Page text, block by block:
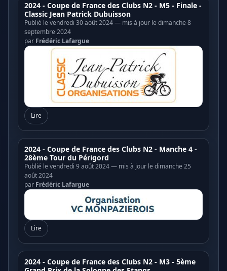
2024 - Coupe de France des Clubs N2 - M5 - Finale -
Classic Jean Patrick Dubuisson
Publié le vendredi 30 août 2024 — mis à jour le dimanche 8
septembre 2024
par Frédéric Lafargue
Lire
2024 - Coupe de France des Clubs N2 - Manche 4 -
28ème Tour du Périgord
Publié le vendredi 9 août 2024 — mis à jour le dimanche 25
août 2024
par Frédéric Lafargue
Lire
2024 - Coupe de France des Clubs N2 - M3 - 5ème